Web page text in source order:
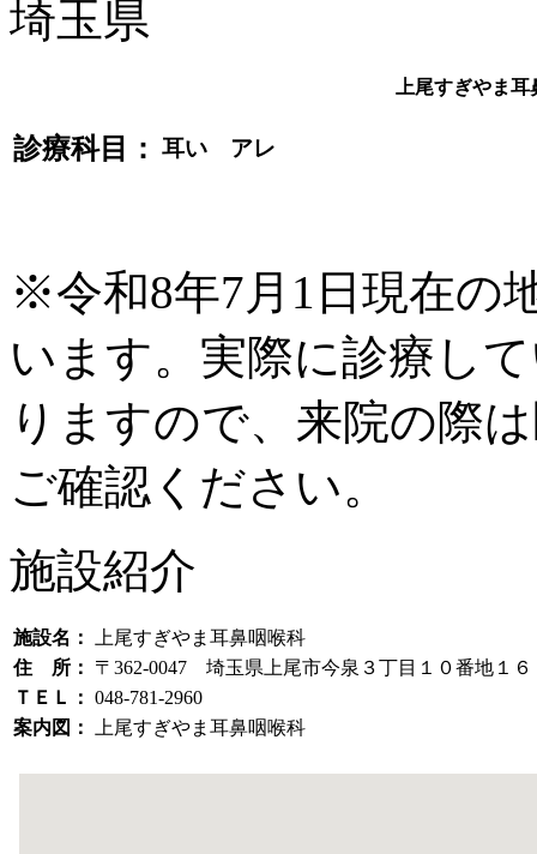
上尾すぎやま
診療科目： 耳い アレ
※令和8年7月1日現在の
います。実際に診療し
りますので、来院の際
ご確認ください。
施設紹介
施設名：
上尾すぎやま耳鼻咽喉科
住 所：
〒362-0047 埼玉県上尾市今泉３丁目１０番地１６
ＴＥＬ： 048-781-2960
案内図：
上尾すぎやま耳鼻咽喉科